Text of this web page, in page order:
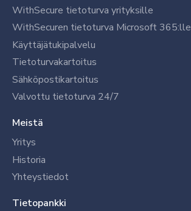
WithSecure tietoturva yrityksille
WithSecuren tietoturva Microsoft 365:lle
Käyttäjätukipalvelu
Tietoturvakartoitus
Sähköpostikartoitus
Valvottu tietoturva 24/7
Meistä
Yritys
Historia
Yhteystiedot
Tietopankki